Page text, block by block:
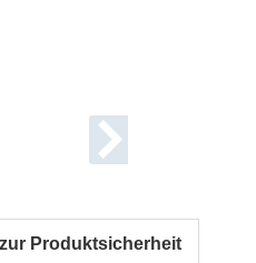
Produktsicherheit